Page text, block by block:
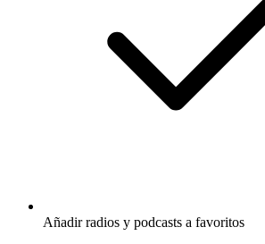
Añadir radios y podcasts a favoritos